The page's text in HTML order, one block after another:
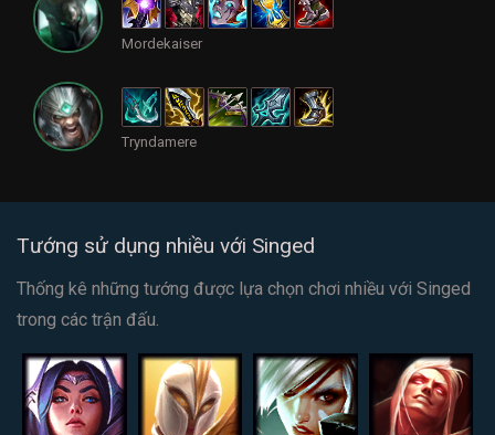
Mordekaiser
Tryndamere
Tướng sử dụng nhiều với Singed
Thống kê những tướng được lựa chọn chơi nhiều với Singed
trong các trận đấu.